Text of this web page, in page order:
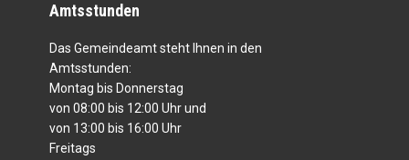
Amtsstunden
Das Gemeindeamt steht Ihnen in den
Amtsstunden:
Montag bis Donnerstag
von 08:00 bis 12:00 Uhr und
von 13:00 bis 16:00 Uhr
Freitags